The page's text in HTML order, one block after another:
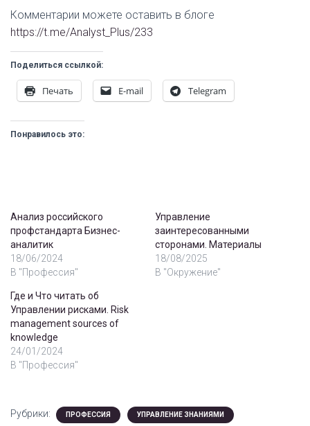
Комментарии можете оставить в блоге
https://t.me/Analyst_Plus/233
Поделиться ссылкой:
Печать E-mail Telegram
Понравилось это:
Анализ российского
профстандарта Бизнес-
аналитик
18/06/2024
В "Профессия"
Управление
заинтересованными
сторонами. Материалы
18/08/2025
В "Окружение"
Где и Что читать об
Управлении рисками. Risk
management sources of
knowledge
24/01/2024
В "Профессия"
Рубрики: ПРОФЕССИЯ УПРАВЛЕНИЕ ЗНАНИЯМИ